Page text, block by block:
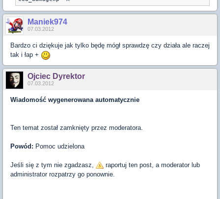
Maniek974
07.03.2012
Bardzo ci dziękuje jak tylko będę mógł sprawdzę czy działa ale raczej
tak i łap +
Ojciec Dyrektor
07.03.2012
Wiadomość wygenerowana automatycznie
Ten temat został zamknięty przez moderatora.
Powód: Pomoc udzielona
Jeśli się z tym nie zgadzasz,
raportuj ten post, a moderator lub
administrator rozpatrzy go ponownie.